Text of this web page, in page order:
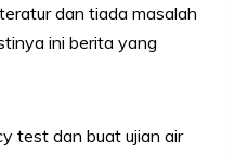
dan tiada masalah
ini berita yang
test dan buat ujian air